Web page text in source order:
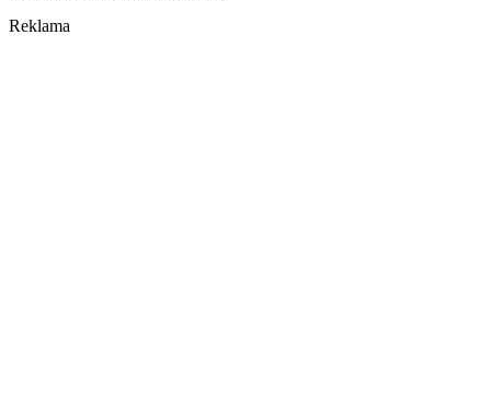
Reklama